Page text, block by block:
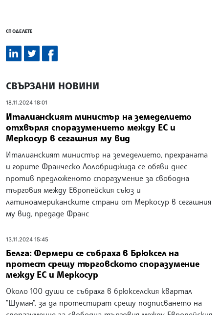
СПОДЕЛЕТЕ
СВЪРЗАНИ НОВИНИ
18.11.2024 18:01
Италианският министър на земеделието
отхвърля споразумението между ЕС и
Меркосур в сегашния му вид
Италианският министър на земеделието, прехраната
и горите Франческо Лолобриджида се обяви днес
против предложеното споразумение за свободна
търговия между Европейския съюз и
латиноамериканските страни от Меркосур в сегашния
му вид, предаде Франс
13.11.2024 15:45
Белга: Фермери се събраха в Брюксел на
протест срещу търговското споразумение
между ЕС и Меркосур
Около 100 души се събраха в брюкселския квартал
"Шуман", за да протестират срещу подписването на